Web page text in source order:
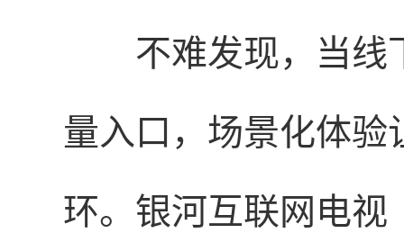
不难发现，当线
量入口，场景化体验
环。银河互联网电视